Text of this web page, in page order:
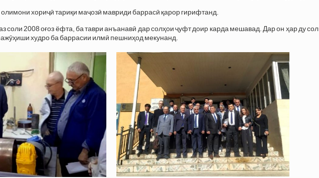
хориҷӣ тариқи маҷозӣ мавриди баррасӣ қарор гирифтанд.
соли 2008 оғоз ёфта, ба таври анъанавӣ дар солҳои ҷуфт доир карда мешавад. Дар он ҳар ду сол
худро ба баррасии илмӣ пешниҳод мекунанд.